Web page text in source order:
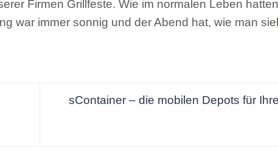
Firmen Grillfeste. Wie im normalen Leben
war immer sonnig und der Abend hat, wie man
sContainer – die mobilen Depots für